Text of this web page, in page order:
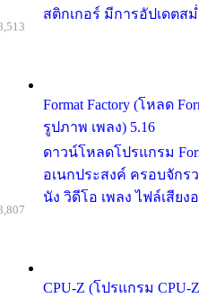
สติกเกอร์ มีการอัปเดตส
Format Factory (โหลด
รูปภาพ เพลง) 5.16
ดาวน์โหลดโปรแกรม
อเนกประสงค์ ครอบจักร
นัง วิดีโอ เพลง ไฟล์เสียง
CPU-Z (โปรแกรม